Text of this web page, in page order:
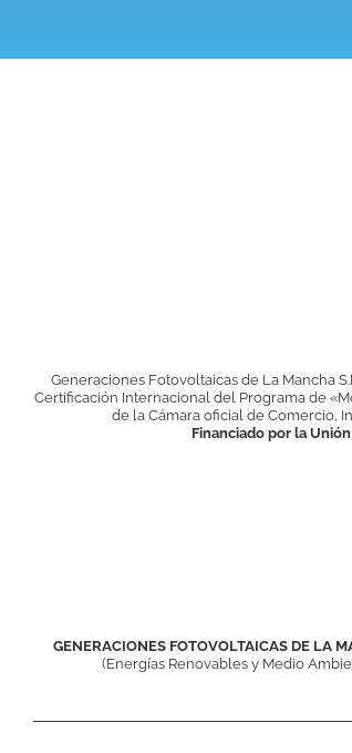
Generaciones Fotovoltaicas de La Mancha
Certificación Internacional del Programa de
de la Cámara oficial de Comercio,
Financiado por la
GENERACIONES FOTOVOLTAICAS DE LA
(Energías Renovables y Medio